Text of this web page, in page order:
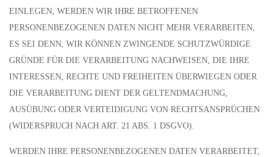
EINLEGEN, WERDEN WIR IHRE BETROFFENEN
PERSONENBEZOGENEN DATEN NICHT MEHR VERARBEITEN,
ES SEI DENN, WIR KÖNNEN ZWINGENDE SCHUTZWÜRDIGE
GRÜNDE FÜR DIE VERARBEITUNG NACHWEISEN, DIE IHRE
INTERESSEN, RECHTE UND FREIHEITEN ÜBERWIEGEN ODER
DIE VERARBEITUNG DIENT DER GELTENDMACHUNG,
AUSÜBUNG ODER VERTEIDIGUNG VON RECHTSANSPRÜCHEN
(WIDERSPRUCH NACH ART. 21 ABS. 1 DSGVO).
WERDEN IHRE PERSONENBEZOGENEN DATEN VERARBEITET,